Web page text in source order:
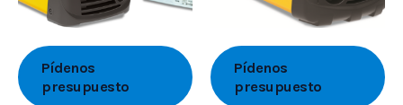
Pídenos
presupuesto
Pídenos
presupuesto